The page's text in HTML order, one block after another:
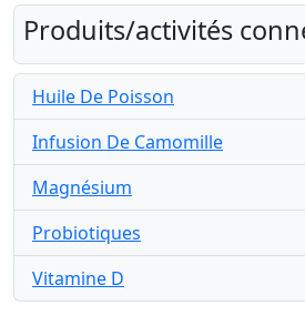
Produits/activités
Huile De Poisson
Infusion De Camomille
Magnésium
Probiotiques
Vitamine D